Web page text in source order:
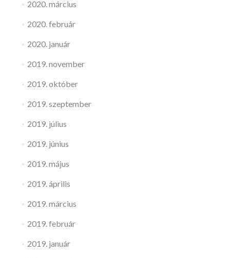
2020. március
2020. február
2020. január
2019. november
2019. október
2019. szeptember
2019. július
2019. június
2019. május
2019. április
2019. március
2019. február
2019. január